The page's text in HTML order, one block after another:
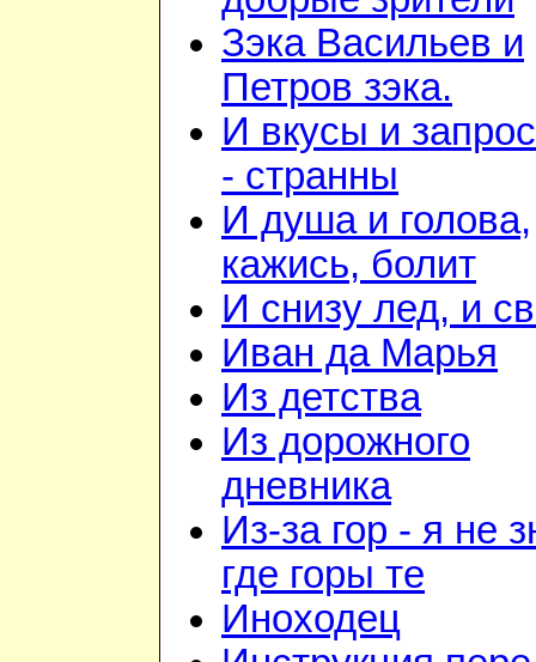
Зэка Васильев и
Петров зэка.
И вкусы и
- странны
И душа и голова,
кажись, болит
И снизу лед, и
Иван да Марья
Из детства
Из дорожного
дневника
Из-за гор - я не
где горы те
Иноходец